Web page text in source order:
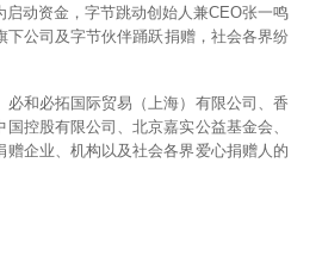
动资金，字节跳动创始人兼CEO张一鸣
公司及字节伙伴踊跃捐赠，社会各界纷
和必拓国际贸易（上海）有限公司、香
控股有限公司、北京嘉实公益基金会、
企业、机构以及社会各界爱心捐赠人的